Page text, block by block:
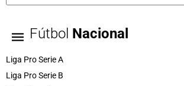
Fútbol Nacional
Liga Pro Serie A
Liga Pro Serie B